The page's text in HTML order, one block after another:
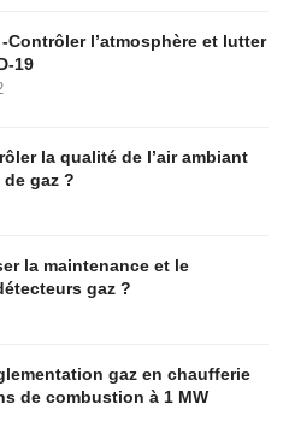
Contrôler l’atmosphère et lutter
19
la qualité de l’air ambiant
gaz ?
la maintenance et le
gaz ?
gaz en chaufferie
de combustion à 1 MW